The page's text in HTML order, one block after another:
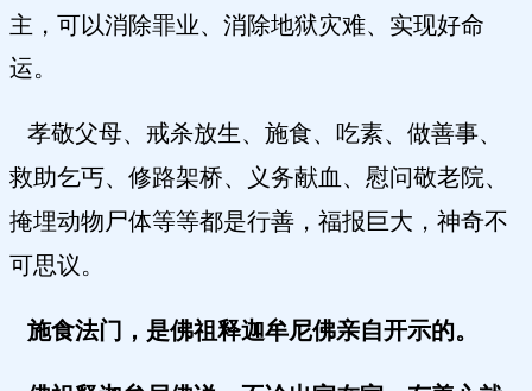
主，可以消除罪业、消除地狱灾难、实现好命
运。
孝敬父母、戒杀放生、施食、吃素、做善事、
救助乞丐、修路架桥、义务献血、慰问敬老院、
掩埋动物尸体等等都是行善，福报巨大，神奇不
可思议。
施食法门，是佛祖释迦牟尼佛亲自开示的。